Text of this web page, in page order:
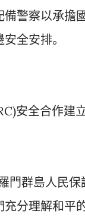
備警察以承擔
全安排。
安全合作建
門群島人民
充分理解和平